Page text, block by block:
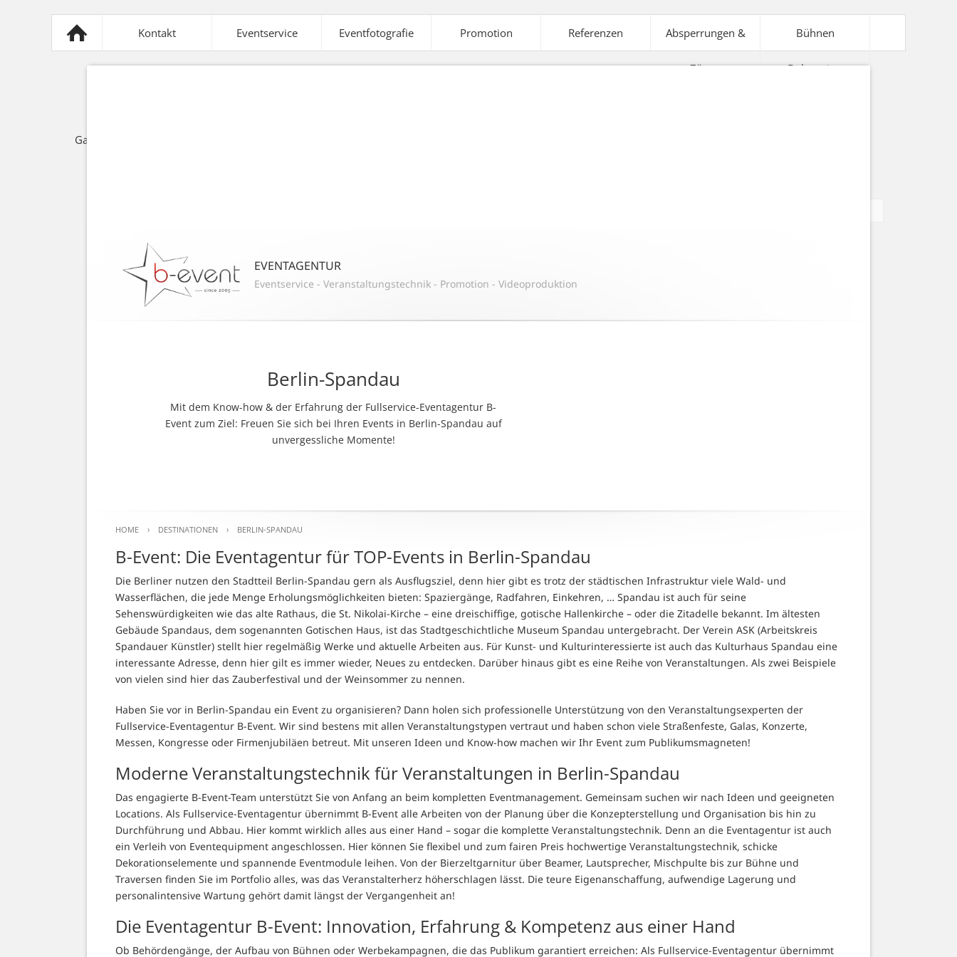
Kontakt Eventservice Eventfotografie Promotion Referenzen Absperrungen &
Zäune
Bühnen
Dekoration
Gastronomie
EVENTAGENTUR
Eventservice - Veranstaltungstechnik - Promotion - Videoproduktion
Berlin-Spandau
Mit dem Know-how & der Erfahrung der Fullservice-Eventagentur B-
Event zum Ziel: Freuen Sie sich bei Ihren Events in Berlin-Spandau auf
unvergessliche Momente!
HOME › DESTINATIONEN › BERLIN-SPANDAU
B-Event: Die Eventagentur für TOP-Events in Berlin-Spandau
Die Berliner nutzen den Stadtteil Berlin-Spandau gern als Ausflugsziel, denn hier gibt es trotz der städtischen Infrastruktur viele Wald- und
Wasserflächen, die jede Menge Erholungsmöglichkeiten bieten: Spaziergänge, Radfahren, Einkehren, … Spandau ist auch für seine
Sehenswürdigkeiten wie das alte Rathaus, die St. Nikolai-Kirche – eine dreischiffige, gotische Hallenkirche – oder die Zitadelle bekannt. Im ältesten
Gebäude Spandaus, dem sogenannten Gotischen Haus, ist das Stadtgeschichtliche Museum Spandau untergebracht. Der Verein ASK (Arbeitskreis
Spandauer Künstler) stellt hier regelmäßig Werke und aktuelle Arbeiten aus. Für Kunst- und Kulturinteressierte ist auch das Kulturhaus Spandau eine
interessante Adresse, denn hier gilt es immer wieder, Neues zu entdecken. Darüber hinaus gibt es eine Reihe von Veranstaltungen. Als zwei Beispiele
von vielen sind hier das Zauberfestival und der Weinsommer zu nennen.
Haben Sie vor in Berlin-Spandau ein Event zu organisieren? Dann holen sich professionelle Unterstützung von den Veranstaltungsexperten der
Fullservice-Eventagentur B-Event. Wir sind bestens mit allen Veranstaltungstypen vertraut und haben schon viele Straßenfeste, Galas, Konzerte,
Messen, Kongresse oder Firmenjubiläen betreut. Mit unseren Ideen und Know-how machen wir Ihr Event zum Publikumsmagneten!
Moderne Veranstaltungstechnik für Veranstaltungen in Berlin-Spandau
Das engagierte B-Event-Team unterstützt Sie von Anfang an beim kompletten Eventmanagement. Gemeinsam suchen wir nach Ideen und geeigneten
Locations. Als Fullservice-Eventagentur übernimmt B-Event alle Arbeiten von der Planung über die Konzepterstellung und Organisation bis hin zu
Durchführung und Abbau. Hier kommt wirklich alles aus einer Hand – sogar die komplette Veranstaltungstechnik. Denn an die Eventagentur ist auch
ein Verleih von Eventequipment angeschlossen. Hier können Sie flexibel und zum fairen Preis hochwertige Veranstaltungstechnik, schicke
Dekorationselemente und spannende Eventmodule leihen. Von der Bierzeltgarnitur über Beamer, Lautsprecher, Mischpulte bis zur Bühne und
Traversen finden Sie im Portfolio alles, was das Veranstalterherz höherschlagen lässt. Die teure Eigenanschaffung, aufwendige Lagerung und
personalintensive Wartung gehört damit längst der Vergangenheit an!
Die Eventagentur B-Event: Innovation, Erfahrung & Kompetenz aus einer Hand
Ob Behördengänge, der Aufbau von Bühnen oder Werbekampagnen, die das Publikum garantiert erreichen: Als Fullservice-Eventagentur übernimmt